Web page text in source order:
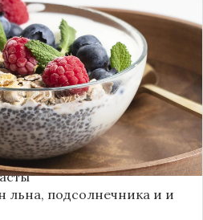
на завтрак, которое
и взрослым.
(или миндального)
льна, подсолнечника и и